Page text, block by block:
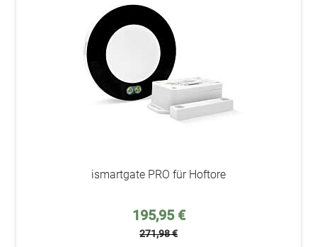
ismartgate PRO für Hoftore
Sonderpreis
195,95 €
271,98 €